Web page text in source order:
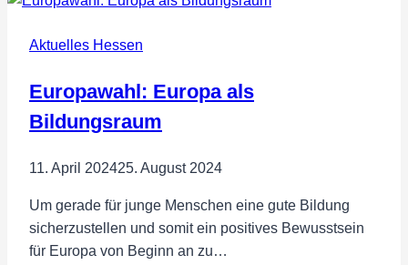
Matthias
bei
OB-
Wahl
Aktuelles Hessen
Europawahl: Europa als
Bildungsraum
11. April 202425. August 2024
Um gerade für junge Menschen eine gute Bildung
sicherzustellen und somit ein positives Bewusstsein
für Europa von Beginn an zu…